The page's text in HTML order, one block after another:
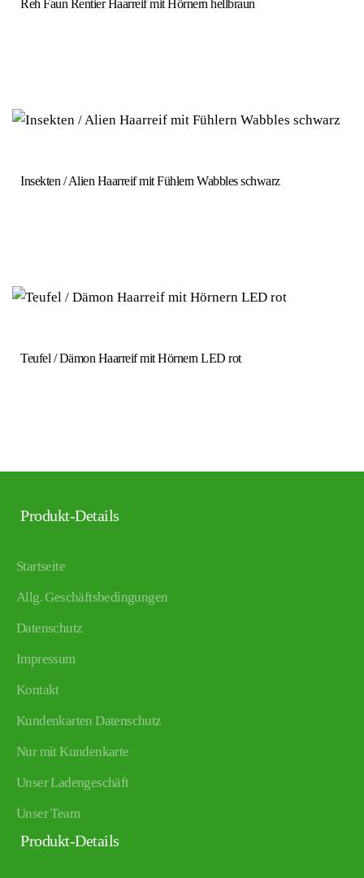
Reh Faun Rentier Haarreif mit Hörnern hellbraun
Insekten / Alien Haarreif mit Fühlern Wabbles schwarz
Teufel / Dämon Haarreif mit Hörnern LED rot
Produkt-Details
Startseite
Allg. Geschäftsbedingungen
Datenschutz
Impressum
Kontakt
Kundenkarten Datenschutz
Nur mit Kundenkarte
Unser Ladengeschäft
Unser Team
Produkt-Details